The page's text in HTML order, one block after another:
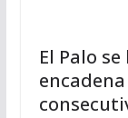
El Palo